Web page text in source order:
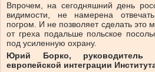
Впрочем, на сегодняшний день
видимости, не намерена
погром. И не позволяет сделать
от греха подальше польское
под усиленную охрану.
Юрий Борко, руководитель
европейской интеграции